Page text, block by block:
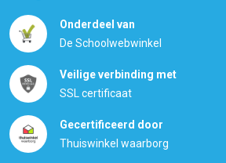
Onderdeel van
De Schoolwebwinkel
Veilige verbinding met
SSL certificaat
Gecertificeerd door
Thuiswinkel waarborg